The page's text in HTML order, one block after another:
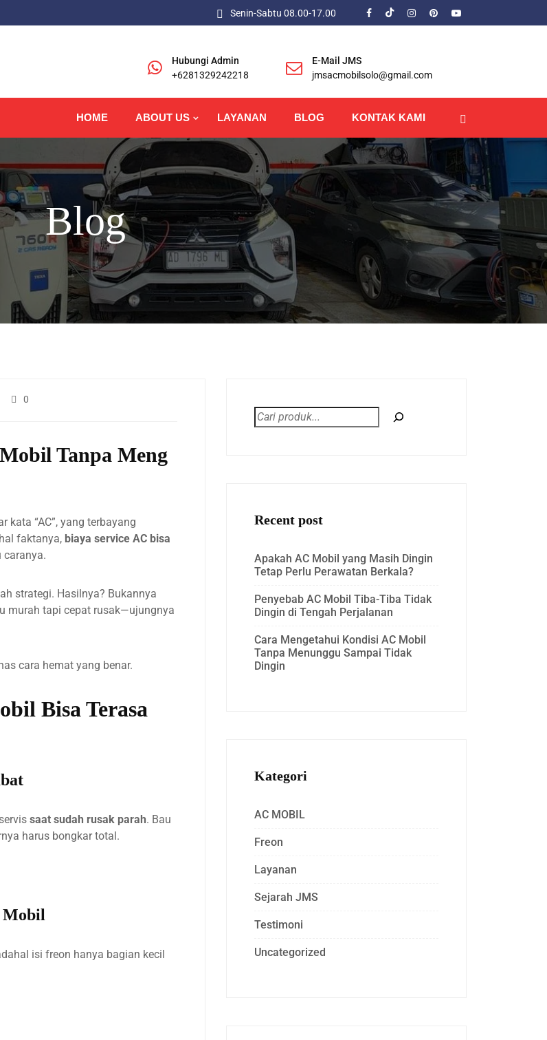
Senin-Sabtu 08.00-17.00
Hubungi Admin
+6281329242218
E-Mail JMS
jmsacmobilsolo@gmail.com
HOME ABOUT US LAYANAN BLOG KONTAK KAMI
Blog
0
Tanpa Meng
kata “AC”, yang terbayang
faktanya, biaya service AC bisa
caranya.
strategi. Hasilnya? Bukannya
murah tapi cepat rusak—ujungnya
cara hemat yang benar.
Bisa Terasa
saat sudah rusak parah. Bau
harus bongkar total.
Mobil
isi freon hanya bagian kecil
Recent post
Apakah AC Mobil yang Masih Dingin
Tetap Perlu Perawatan Berkala?
Penyebab AC Mobil Tiba-Tiba Tidak
Dingin di Tengah Perjalanan
Cara Mengetahui Kondisi AC Mobil
Tanpa Menunggu Sampai Tidak
Dingin
Kategori
AC MOBIL
Freon
Layanan
Sejarah JMS
Testimoni
Uncategorized